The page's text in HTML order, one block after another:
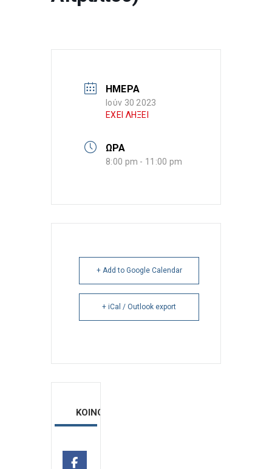
ΗΜΕΡΑ
Ιούν 30 2023
ΕΧΕΙ ΛΗΞΕΙ
ΩΡΑ
8:00 pm - 11:00 pm
+ Add to Google Calendar
+ iCal / Outlook export
ΚΟΙΝΟΠΟΙΗΣΗ